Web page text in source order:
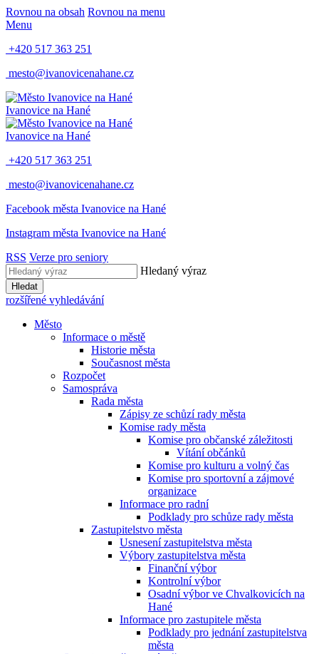
Rovnou na obsah Rovnou na menu
Menu
+420 517 363 251
mesto@ivanovicenahane.cz
Ivanovice na Hané
Ivanovice na Hané
+420 517 363 251
mesto@ivanovicenahane.cz
Facebook města Ivanovice na Hané
Instagram města Ivanovice na Hané
RSS Verze pro seniory
Hledaný výraz
Hledat
rozšířené vyhledávání
Město
Informace o městě
Historie města
Současnost města
Rozpočet
Samospráva
Rada města
Zápisy ze schůzí rady města
Komise rady města
Komise pro občanské záležitosti
Vítání občánků
Komise pro kulturu a volný čas
Komise pro sportovní a zájmové
organizace
Informace pro radní
Podklady pro schůze rady města
Zastupitelstvo města
Usnesení zastupitelstva města
Výbory zastupitelstva města
Finanční výbor
Kontrolní výbor
Osadní výbor ve Chvalkovicích na
Hané
Informace pro zastupitele města
Podklady pro jednání zastupitelstva
města